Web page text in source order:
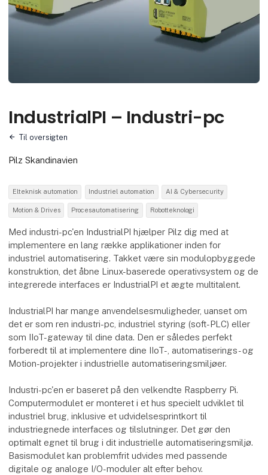
IndustrialPI – Industri-pc
Til oversigten
Pilz Skandinavien
Elteknisk automation Industriel automation AI & Cybersecurity
Motion & Drives Procesautomatisering Robotteknologi
Med industri-pc'en IndustrialPI hjælper Pilz dig med at
implementere en lang række applikationer inden for
industriel automatisering. Takket være sin modulopbyggede
konstruktion, det åbne Linux-baserede operativsystem og de
integrerede interfaces er IndustrialPI et ægte multitalent.
IndustrialPI har mange anvendelsesmuligheder, uanset om
det er som ren industri-pc, industriel styring (soft-PLC) eller
som IIoT-gateway til dine data. Den er således perfekt
forberedt til at implementere dine IIoT-, automatiserings- og
Motion-projekter i industrielle automatiseringsmiljøer.
Industri-pc'en er baseret på den velkendte Raspberry Pi.
Computermodulet er monteret i et hus specielt udviklet til
industriel brug, inklusive et udvidelsesprintkort til
industriegnede interfaces og tilslutninger. Det gør den
optimalt egnet til brug i dit industrielle automatiseringsmiljø.
Basismodulet kan problemfrit udvides med passende
digitale og analoge I/O-moduler alt efter behov.